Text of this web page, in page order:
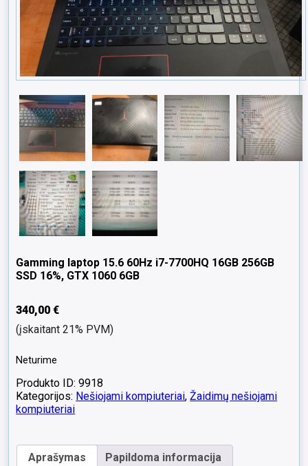
Gamming laptop 15.6 60Hz i7-7700HQ 16GB 256GB
SSD 16%, GTX 1060 6GB
340,00€
(įskaitant 21% PVM)
Neturime
Produkto ID: 9918
Kategorijos: Nešiojami kompiuteriai,Žaidimų nešiojami
kompiuteriai
Aprašymas Papildoma informacija